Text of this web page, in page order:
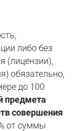
либо без
(лицензии),
обязательно,
до 100
предмета
совершения
от суммы